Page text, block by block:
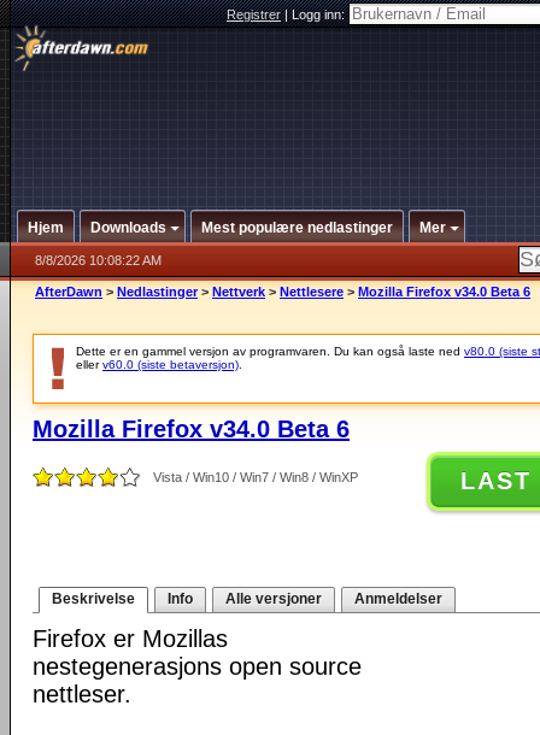
Registrer|Logg inn:
Hjem Downloads Mest populære nedlastinger Mer
8/8/2026 10:08:22 AM
AfterDawn > Nedlastinger > Nettverk > Nettlesere > Mozilla Firefox v34.0 Beta 6
Dette er en gammel versjon av programvaren. Du kan også laste ned v80.0 (siste
ellerv60.0 (siste betaversjon)
Mozilla Firefox v34.0 Beta 6
Vista / Win10 / Win7 / Win8 / WinXP LAST
Beskrivelse Info Alle versjoner Anmeldelser
Firefox er Mozillas
nestegenerasjons open source
nettleser.